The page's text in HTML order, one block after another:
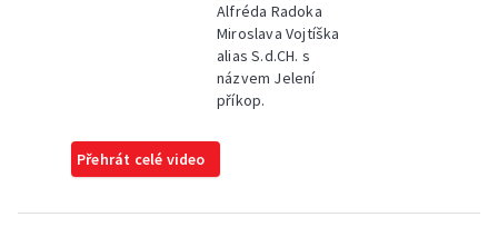
Alfréda Radoka
Miroslava Vojtíška
alias S.d.CH. s
názvem Jelení
příkop.
Přehrát celé video